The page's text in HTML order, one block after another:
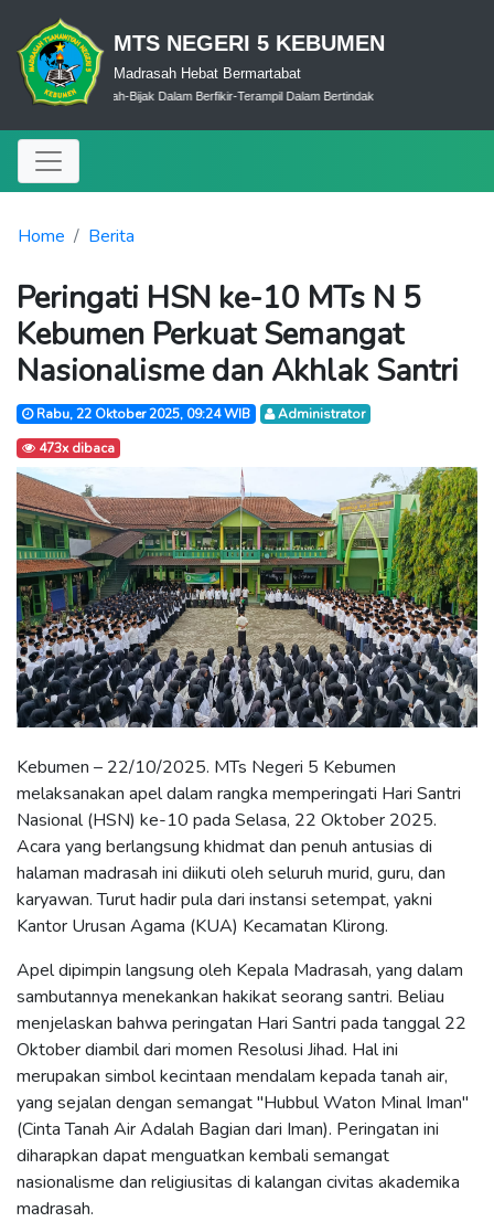
MTS NEGERI 5 KEBUMEN
Madrasah Hebat Bermartabat
Dalam Ibadah-Bijak Dalam Berfikir-Terampil Dalam Bertindak
Home Berita
Peringati HSN ke-10 MTs N 5
Kebumen Perkuat Semangat
Nasionalisme dan Akhlak Santri
Rabu, 22 Oktober 2025, 09:24 WIB
Administrator
473x dibaca
Kebumen – 22/10/2025. MTs Negeri 5 Kebumen
melaksanakan apel dalam rangka memperingati Hari Santri
Nasional (HSN) ke-10 pada Selasa, 22 Oktober 2025.
Acara yang berlangsung khidmat dan penuh antusias di
halaman madrasah ini diikuti oleh seluruh murid, guru, dan
karyawan. Turut hadir pula dari instansi setempat, yakni
Kantor Urusan Agama (KUA) Kecamatan Klirong.
Apel dipimpin langsung oleh Kepala Madrasah, yang dalam
sambutannya menekankan hakikat seorang santri. Beliau
menjelaskan bahwa peringatan Hari Santri pada tanggal 22
Oktober diambil dari momen Resolusi Jihad. Hal ini
merupakan simbol kecintaan mendalam kepada tanah air,
yang sejalan dengan semangat "Hubbul Waton Minal Iman"
(Cinta Tanah Air Adalah Bagian dari Iman). Peringatan ini
diharapkan dapat menguatkan kembali semangat
nasionalisme dan religiusitas di kalangan civitas akademika
madrasah.